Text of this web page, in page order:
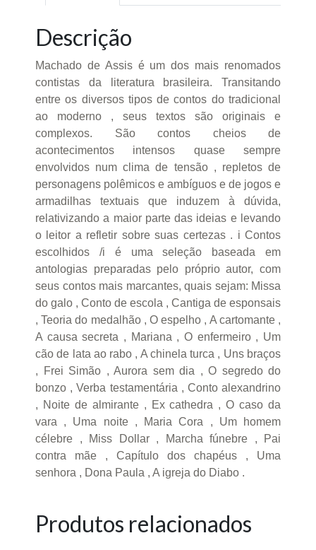
Descrição
Machado de Assis é um dos mais renomados
contistas da literatura brasileira. Transitando
entre os diversos tipos de contos do tradicional
ao moderno , seus textos são originais e
complexos. São contos cheios de
acontecimentos intensos quase sempre
envolvidos num clima de tensão , repletos de
personagens polêmicos e ambíguos e de jogos e
armadilhas textuais que induzem à dúvida,
relativizando a maior parte das ideias e levando
o leitor a refletir sobre suas certezas . i Contos
escolhidos /i é uma seleção baseada em
antologias preparadas pelo próprio autor, com
seus contos mais marcantes, quais sejam: Missa
do galo , Conto de escola , Cantiga de esponsais
, Teoria do medalhão , O espelho , A cartomante ,
A causa secreta , Mariana , O enfermeiro , Um
cão de lata ao rabo , A chinela turca , Uns braços
, Frei Simão , Aurora sem dia , O segredo do
bonzo , Verba testamentária , Conto alexandrino
, Noite de almirante , Ex cathedra , O caso da
vara , Uma noite , Maria Cora , Um homem
célebre , Miss Dollar , Marcha fúnebre , Pai
contra mãe , Capítulo dos chapéus , Uma
senhora , Dona Paula , A igreja do Diabo .
Produtos relacionados